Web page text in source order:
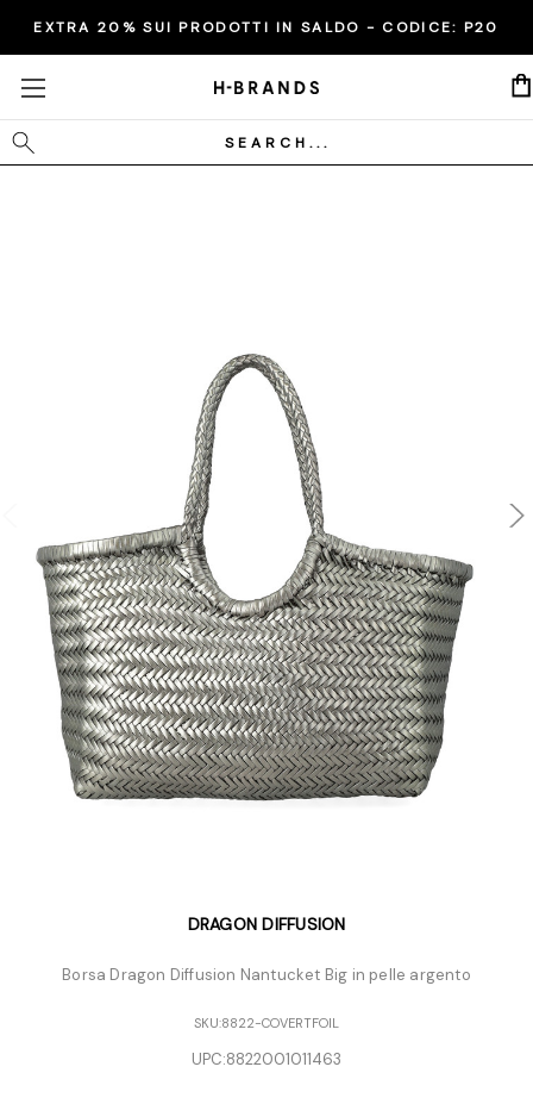
EXTRA 20% SUI PRODOTTI IN SALDO - CODICE: P20
Cerca
DRAGON DIFFUSION
Borsa Dragon Diffusion Nantucket Big in pelle argento
SKU:8822-COVERTFOIL
UPC:8822001011463